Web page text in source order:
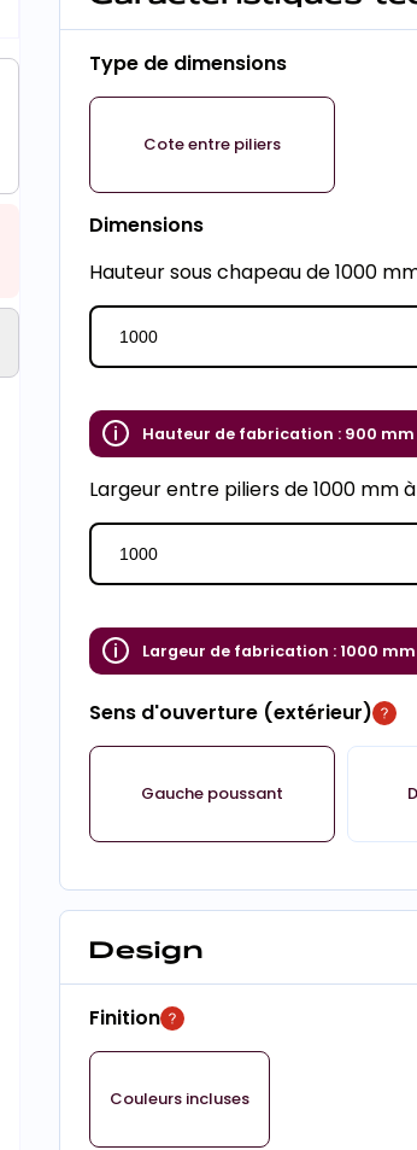
Type de dimensions
Cote entre piliers
Dimensions
Hauteur sous chapeau de 1000
Hauteur de fabrication : 900 mm
Largeur entre piliers de 1000 mm
Largeur de fabrication : 1000 mm
Sens d'ouverture (extérieur)
Gauche poussant
Design
Finition
Couleurs incluses